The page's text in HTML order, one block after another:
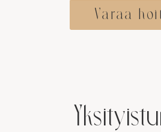
Varaa